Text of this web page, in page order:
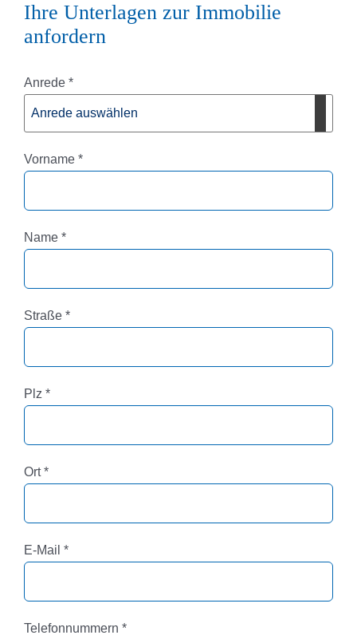
Ihre Unterlagen zur Immobilie
anfordern
Anrede Pflichtfeld
*
Vorname Pflichtfeld
*
Name Pflichtfeld
*
Straße Pflichtfeld
*
Plz Pflichtfeld
*
OrtPflichtfeld
*
E-Mail Pflichtfeld
*
Telefonnummern Pflichtfeld
*